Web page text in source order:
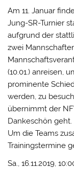
Am 11. Januar
Jung-SR-Turnier
aufgrund der
zwei
(10.01.) anreisen,
prominente
werden, zu
übernimmt der
Dankeschön geht.
Um die Teams
Trainingstermine
Sa., 16.11.2019,